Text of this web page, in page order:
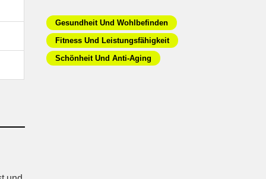
Gesundheit Und Wohlbefinden
Fitness Und Leistungsfähigkeit
Schönheit Und Anti-Aging